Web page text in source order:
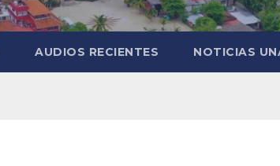
AUDIOS RECIENTES NOTICIAS